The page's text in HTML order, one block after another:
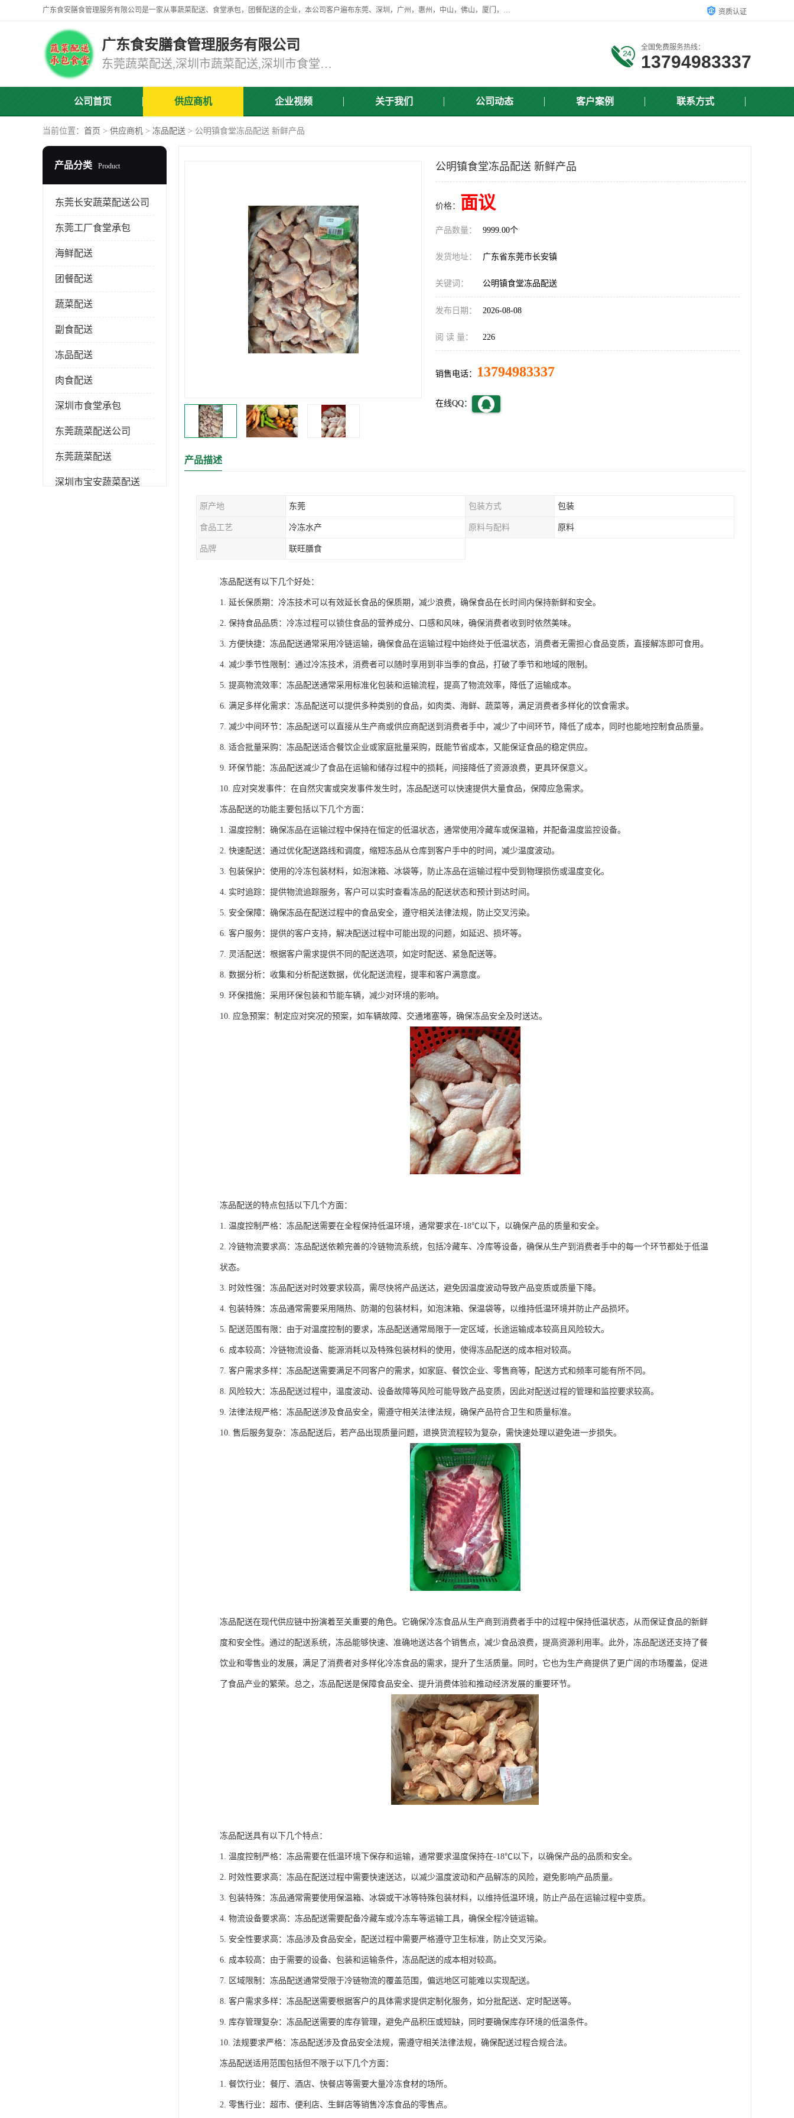
广东食安膳食管理服务有限公司是一家从事蔬菜配送、食堂承包，团餐配送的企业，本公司客户遍布东莞、深圳，广州，惠州，中山，佛山，厦门，肇庆，江门，清远等地，资质齐全，提供学校、工厂、医院、企业、地铁、大型超市、商场、单位、消防队、监狱食堂饭堂蔬菜配送，集新鲜蔬菜、新鲜肉类、粮油、瓜果 、干货 、水产、冻品、粮油、调味品、日用品、调味品及进口冷冻食品为主的原料供应商等为一体的化配送服务机构！ 资质认证
广东食安膳食管理服务有限公司
东莞蔬菜配送,深圳市蔬菜配送,深圳市食堂承包,深圳市宝安蔬菜配送,东莞工厂食堂承包,东莞蔬菜配送公司,东莞长安蔬菜配送公司
全国免费服务热线：
13794983337
公司首页 供应商机 企业视频 关于我们 公司动态 客户案例 联系方式
当前位置： 首页 > 供应商机 > 冻品配送 > 公明镇食堂冻品配送 新鲜产品
产品分类 Product
东莞长安蔬菜配送公司
东莞工厂食堂承包
海鲜配送
团餐配送
蔬菜配送
副食配送
冻品配送
肉食配送
深圳市食堂承包
东莞蔬菜配送公司
东莞蔬菜配送
深圳市宝安蔬菜配送
公明镇食堂冻品配送 新鲜产品
价格： 面议
产品数量： 9999.00个
发货地址： 广东省东莞市长安镇
关键词： 公明镇食堂冻品配送
发布日期： 2026-08-08
阅 读 量： 226
销售电话： 13794983337
在线QQ：
产品描述
原产地 东莞 包装方式 包装
食品工艺 冷冻水产 原料与配料 原料
品牌 联旺膳食
冻品配送有以下几个好处：
1. 延长保质期：冷冻技术可以有效延长食品的保质期，减少浪费，确保食品在长时间内保持新鲜和安全。
2. 保持食品品质：冷冻过程可以锁住食品的营养成分、口感和风味，确保消费者收到时依然美味。
3. 方便快捷：冻品配送通常采用冷链运输，确保食品在运输过程中始终处于低温状态，消费者无需担心食品变质，直接解冻即可食用。
4. 减少季节性限制：通过冷冻技术，消费者可以随时享用到非当季的食品，打破了季节和地域的限制。
5. 提高物流效率：冻品配送通常采用标准化包装和运输流程，提高了物流效率，降低了运输成本。
6. 满足多样化需求：冻品配送可以提供多种类别的食品，如肉类、海鲜、蔬菜等，满足消费者多样化的饮食需求。
7. 减少中间环节：冻品配送可以直接从生产商或供应商配送到消费者手中，减少了中间环节，降低了成本，同时也能地控制食品质量。
8. 适合批量采购：冻品配送适合餐饮企业或家庭批量采购，既能节省成本，又能保证食品的稳定供应。
9. 环保节能：冻品配送减少了食品在运输和储存过程中的损耗，间接降低了资源浪费，更具环保意义。
10. 应对突发事件：在自然灾害或突发事件发生时，冻品配送可以快速提供大量食品，保障应急需求。
冻品配送的功能主要包括以下几个方面：
1. 温度控制：确保冻品在运输过程中保持在恒定的低温状态，通常使用冷藏车或保温箱，并配备温度监控设备。
2. 快速配送：通过优化配送路线和调度，缩短冻品从仓库到客户手中的时间，减少温度波动。
3. 包装保护：使用的冷冻包装材料，如泡沫箱、冰袋等，防止冻品在运输过程中受到物理损伤或温度变化。
4. 实时追踪：提供物流追踪服务，客户可以实时查看冻品的配送状态和预计到达时间。
5. 安全保障：确保冻品在配送过程中的食品安全，遵守相关法律法规，防止交叉污染。
6. 客户服务：提供的客户支持，解决配送过程中可能出现的问题，如延迟、损坏等。
7. 灵活配送：根据客户需求提供不同的配送选项，如定时配送、紧急配送等。
8. 数据分析：收集和分析配送数据，优化配送流程，提率和客户满意度。
9. 环保措施：采用环保包装和节能车辆，减少对环境的影响。
10. 应急预案：制定应对突况的预案，如车辆故障、交通堵塞等，确保冻品安全及时送达。
冻品配送的特点包括以下几个方面：
1. 温度控制严格：冻品配送需要在全程保持低温环境，通常要求在-18℃以下，以确保产品的质量和安全。
2. 冷链物流要求高：冻品配送依赖完善的冷链物流系统，包括冷藏车、冷库等设备，确保从生产到消费者手中的每一个环节都处于低温
状态。
3. 时效性强：冻品配送对时效要求较高，需尽快将产品送达，避免因温度波动导致产品变质或质量下降。
4. 包装特殊：冻品通常需要采用隔热、防潮的包装材料，如泡沫箱、保温袋等，以维持低温环境并防止产品损坏。
5. 配送范围有限：由于对温度控制的要求，冻品配送通常局限于一定区域，长途运输成本较高且风险较大。
6. 成本较高：冷链物流设备、能源消耗以及特殊包装材料的使用，使得冻品配送的成本相对较高。
7. 客户需求多样：冻品配送需要满足不同客户的需求，如家庭、餐饮企业、零售商等，配送方式和频率可能有所不同。
8. 风险较大：冻品配送过程中，温度波动、设备故障等风险可能导致产品变质，因此对配送过程的管理和监控要求较高。
9. 法律法规严格：冻品配送涉及食品安全，需遵守相关法律法规，确保产品符合卫生和质量标准。
10. 售后服务复杂：冻品配送后，若产品出现质量问题，退换货流程较为复杂，需快速处理以避免进一步损失。
冻品配送在现代供应链中扮演着至关重要的角色。它确保冷冻食品从生产商到消费者手中的过程中保持低温状态，从而保证食品的新鲜
度和安全性。通过的配送系统，冻品能够快速、准确地送达各个销售点，减少食品浪费，提高资源利用率。此外，冻品配送还支持了餐
饮业和零售业的发展，满足了消费者对多样化冷冻食品的需求，提升了生活质量。同时，它也为生产商提供了更广阔的市场覆盖，促进
了食品产业的繁荣。总之，冻品配送是保障食品安全、提升消费体验和推动经济发展的重要环节。
冻品配送具有以下几个特点：
1. 温度控制严格：冻品需要在低温环境下保存和运输，通常要求温度保持在-18℃以下，以确保产品的品质和安全。
2. 时效性要求高：冻品在配送过程中需要快速送达，以减少温度波动和产品解冻的风险，避免影响产品质量。
3. 包装特殊：冻品通常需要使用保温箱、冰袋或干冰等特殊包装材料，以维持低温环境，防止产品在运输过程中变质。
4. 物流设备要求高：冻品配送需要配备冷藏车或冷冻车等运输工具，确保全程冷链运输。
5. 安全性要求高：冻品涉及食品安全，配送过程中需要严格遵守卫生标准，防止交叉污染。
6. 成本较高：由于需要的设备、包装和运输条件，冻品配送的成本相对较高。
7. 区域限制：冻品配送通常受限于冷链物流的覆盖范围，偏远地区可能难以实现配送。
8. 客户需求多样：冻品配送需要根据客户的具体需求提供定制化服务，如分批配送、定时配送等。
9. 库存管理复杂：冻品配送需要的库存管理，避免产品积压或短缺，同时要确保库存环境的低温条件。
10. 法规要求严格：冻品配送涉及食品安全法规，需遵守相关法律法规，确保配送过程合规合法。
冻品配送适用范围包括但不限于以下几个方面：
1. 餐饮行业：餐厅、酒店、快餐店等需要大量冷冻食材的场所。
2. 零售行业：超市、便利店、生鲜店等销售冷冻食品的零售点。